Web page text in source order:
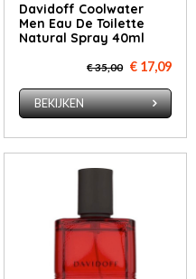
Davidoff Coolwater
Men Eau De Toilette
Natural Spray 40ml
€ 35,00 € 17,09
BEKIJKEN